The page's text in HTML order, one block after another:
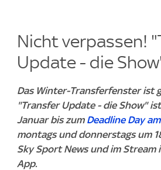
Nicht verpassen!
Update - die
Das Winter-Transferfenster ist
"Transfer Update - die Show"
Januar bis zum Deadline Day
montags und donnerstags um
Sky Sport News und im Stream
App.